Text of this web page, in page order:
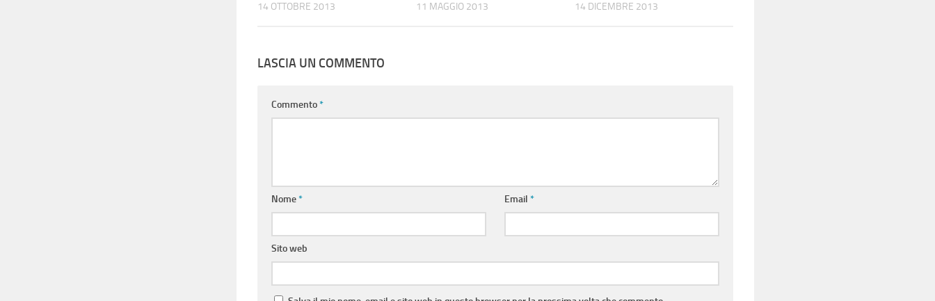
14 OTTOBRE 2013 11 MAGGIO 2013 14 DICEMBRE 2013
LASCIA UN COMMENTO
Commento*
Nome* Email *
Sito web